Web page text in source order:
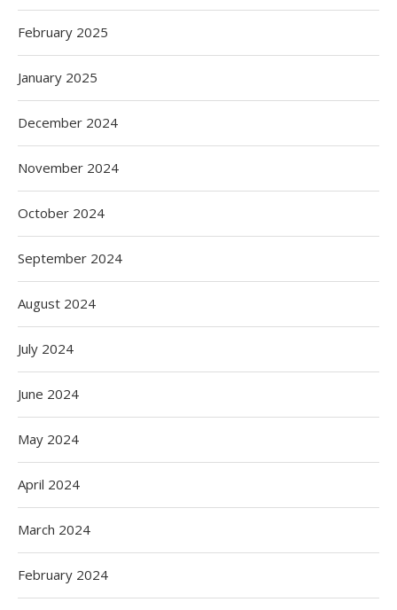
February 2025
January 2025
December 2024
November 2024
October 2024
September 2024
August 2024
July 2024
June 2024
May 2024
April 2024
March 2024
February 2024